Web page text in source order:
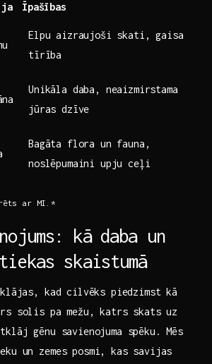
Īpašības
Elpu aizraujoši skati, gaisa
tīrība
Unikāla daba, neaizmirstama
jūras dzīve
Bagāta flora un fauna,
noslēpumaini upju ceļi
ar MI.*
‌kā⁣ daba un
skaistumā
kad cilvēks piedzimst kā
solis pa mežu, katrs ⁣skats​ uz​
gēnu​ savienojuma spēku. Mēs
un‍ zemes posmi, kas savijas